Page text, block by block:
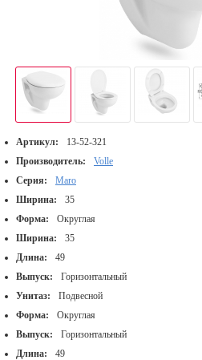
Артикул:
13-52-321
Производитель:
Volle
Серия:
Maro
Ширина:
35
Форма:
Округлая
Ширина:
35
Длина:
49
Выпуск:
Горизонтальный
Унитаз:
Подвесной
Форма:
Округлая
Выпуск:
Горизонтальный
Длина:
49